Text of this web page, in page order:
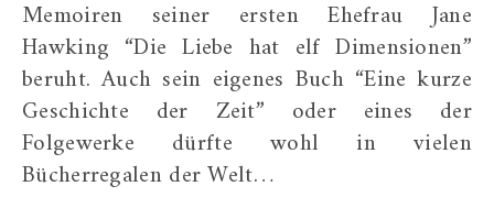
Memoiren seiner ersten Ehefrau Jane
Hawking “Die Liebe hat elf Dimensionen”
beruht. Auch sein eigenes Buch “Eine kurze
Geschichte der Zeit” oder eines der
Folgewerke dürfte wohl in vielen
Bücherregalen der Welt…